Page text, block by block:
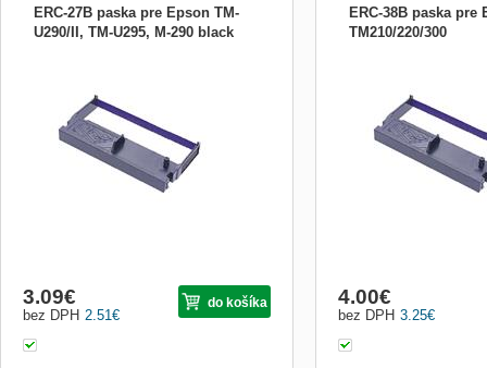
ERC-27B paska pre Epson TM-
U290/II, TM-U295, M-290 black
2.51 €
bez DPH
3.09€ do košíka
ERC-38B paska pre
TM210/220/300
3.25€
bez DPH
4.00€